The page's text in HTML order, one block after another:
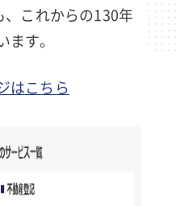
これからの130年
す。
はこちら